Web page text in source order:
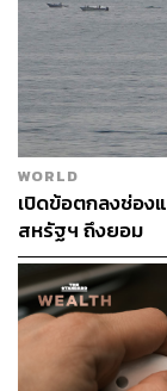
ทีมแพทย์เปิ
รักษาได้ดี
ดร.คอนลีย์
หรือไม่ ก่อน
เล็กน้อย คั
มาร์ก มีโด
ข่าวว่าสัญ
ชั่วโมงที่ผ่า
ชั่วโมงข้า
ใกล้ชิด
ทรัมป์เผยค
รู้สึกดีขึ้นม
แพทย์ประจ
WORLD
เปิดข้อตกลงช่อง
สหรัฐฯ ถึงยอม